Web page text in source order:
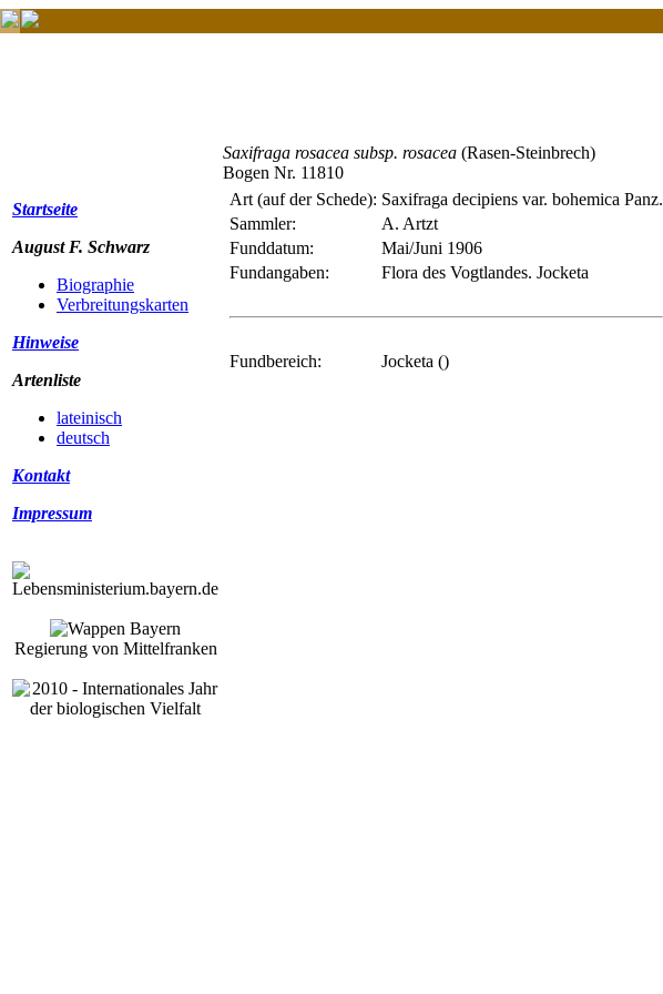
Startseite
August F. Schwarz
Biographie
Verbreitungskarten
Hinweise
Artenliste
lateinisch
deutsch
Kontakt
Impressum
Regierung von Mittelfranken
Saxifraga rosacea subsp. rosacea (Rasen-Steinbrech)
Bogen Nr. 11810
Art (auf der Schede): Saxifraga decipiens var. bohemica Panz.
Sammler:
A. Artzt
Funddatum:
Mai/Juni 1906
Fundangaben:
Flora des Vogtlandes. Jocketa
Fundbereich: Jocketa ()